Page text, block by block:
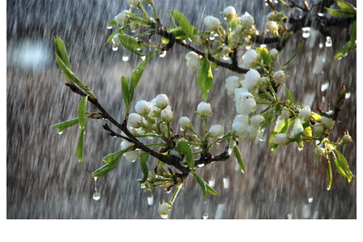
Yaxın Şərq
Avropa
Amerika
Asiya
Afrika
Çarpaz baxış
Təhlil
Siyasi
Geosiyasi
İqtisadi
Sosioloji